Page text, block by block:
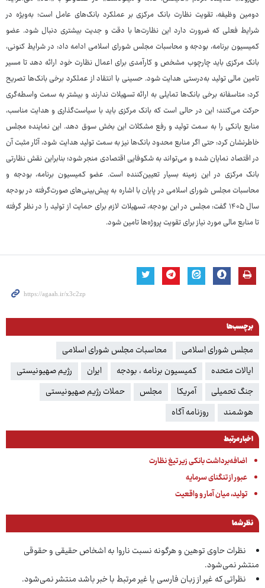
دومین وظیفه، تقویت نظارت بانک مرکزی بر عملکرد بانک‌های عامل است؛ به‌ویژه در
شرایط فعلی که ضرورت دارد این نظارت‌ها با دقت و جدیت بیشتری دنبال شود. عضو
کمیسیون برنامه، بودجه و محاسبات مجلس شورای اسلامی ادامه داد: در شرایط کنونی،
بانک مرکزی باید چارچوب مشخص و کارآمدی برای اعمال نظارت خود ارائه دهد تا مسیر
تامین مالی تولید به‌درستی هدایت شود. حسینی با انتقاد از عملکرد برخی بانک‌ها تصریح
کرد: متاسفانه برخی بانک‌ها تمایلی به ارائه تسهیلات ندارند و بیشتر به سمت واسطه‌گری
حرکت می‌کنند؛ این در حالی است که بانک مرکزی باید با سیاست‌گذاری و هدایت مناسب،
منابع بانکی را به سمت تولید و رفع مشکلات این بخش سوق دهد. این نماینده مجلس
خاطرنشان کرد: حتی اگر منابع محدود بانک‌ها نیز به سمت تولید هدایت شود، آثار مثبت آن
در اقتصاد نمایان شده و می‌تواند به شکوفایی اقتصادی منجر شود؛ بنابراین نقش نظارتی
بانک مرکزی در این زمینه بسیار تعیین‌کننده است. عضو کمیسیون برنامه، بودجه و
محاسبات مجلس شورای اسلامی در پایان با اشاره به پیش‌بینی‌های صورت‌گرفته در بودجه
سال ۱۴۰۵ گفت: مجلس در این بودجه، تسهیلات لازم برای حمایت از تولید را در نظر گرفته
تا منابع مالی مورد نیاز برای تقویت پروژه‌ها تامین شود.
برچسب‌ها
مجلس شورای اسلامی
محاسبات مجلس شورای اسلامی
ایالات متحده
کمیسیون برنامه ، بودجه ایران
رژیم صهیونیستی
جنگ تحمیلی
آمریکا مجلس
حملات رژیم صهیونیستی
هوشمند
روزنامه آگاه
اخبار مرتبط
اضافه‌برداشت بانکی زیر تیغ نظارت
عبور از تنگنای سرمایه
تولید، میان آمار و واقعیت
نظر شما
نظرات حاوی توهین و هرگونه نسبت ناروا به اشخاص حقیقی و حقوقی
منتشر نمی‌شود.
نظراتی که غیر از زبان فارسی یا غیر مرتبط با خبر باشد منتشر نمی‌شود.